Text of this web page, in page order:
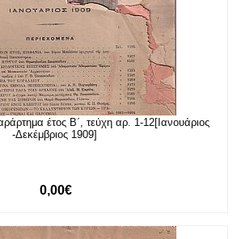
έτος Β΄, τεύχη αρ. 1-12[Ιανουάριος
-Δεκέμβριος 1909]
0,00€